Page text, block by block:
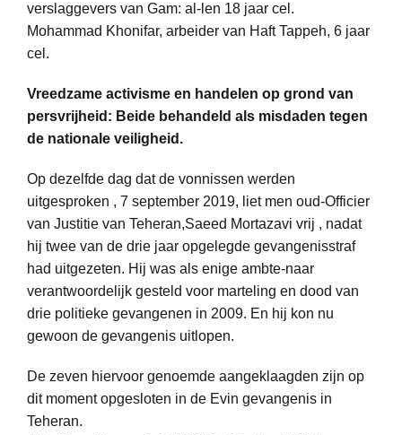
verslaggevers van Gam: al-len 18 jaar cel.
Mohammad Khonifar, arbeider van Haft Tappeh, 6 jaar
cel.
Vreedzame activisme en handelen op grond van
persvrijheid: Beide behandeld als misdaden tegen
de nationale veiligheid.
Op dezelfde dag dat de vonnissen werden
uitgesproken , 7 september 2019, liet men oud-Officier
van Justitie van Teheran,Saeed Mortazavi vrij , nadat
hij twee van de drie jaar opgelegde gevangenisstraf
had uitgezeten. Hij was als enige ambte-naar
verantwoordelijk gesteld voor marteling en dood van
drie politieke gevangenen in 2009. En hij kon nu
gewoon de gevangenis uitlopen.
De zeven hiervoor genoemde aangeklaagden zijn op
dit moment opgesloten in de Evin gevangenis in
Teheran.